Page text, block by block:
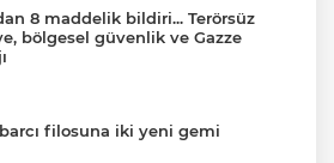
8 maddelik bildiri... Terörsüz
bölgesel güvenlik ve Gazze
barcı filosuna iki yeni gemi